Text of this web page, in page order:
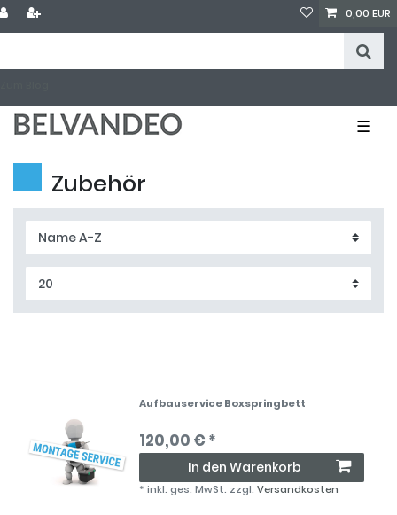
0,00 EUR
☰
Zubehör
Aufbauservice Boxspringbett
120,00 € *
In den Warenkorb
*inkl. ges. MwSt. zzgl.Versandkosten